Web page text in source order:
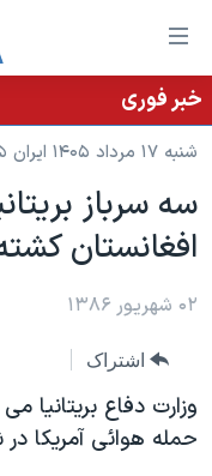
لینکهای
قابل
دسترسی
جهش
محتوای
اصلی
به
اصلی
جهش
به
خانه
نسخه سبک وب‌سایت
موضوع ها
ایران
آمریکا
گزیده‌ها
برنامه های تلویزیونی
جدول برنامه ها
صفحه‌های ویژه
عملیات خشم حماسی
فرکانس‌های صدای
پخش رادیویی
خبر فوری
شنبه ۱۷ مرداد ۱۴۰۵ ایران ۰۶:۱۵
سه سرباز
افغانستان
۰۲ شهریور ۱۳۸۶
اشتراک
وزارت دفاع بریتانیا
حمله هوائی آمریکا